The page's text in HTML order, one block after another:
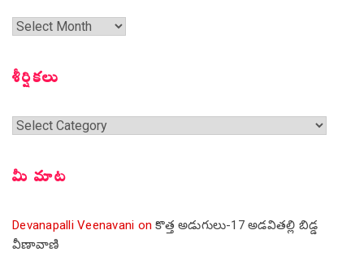
గత
శీర్షికలు
శీర్షికలు
మీ మాట
Devanapalli Veenavani onకొత్త అడుగులు-17 అడవితల్లి బిడ్డ
వీణావాణి